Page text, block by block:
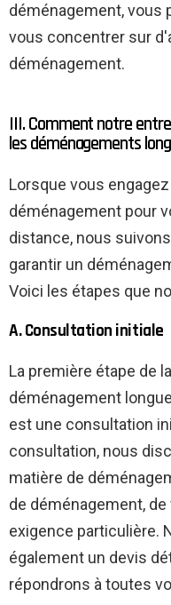
déménagement, vous
vous concentrer sur
déménagement.
III. Comment notre
les déménagements
Lorsque vous
déménagement pour
distance, nous
garantir un
Voici les étapes que
A. Consultation initiale
La première étape de
déménagement
est une consultation
consultation, nous
matière de
de déménagement,
exigence particulière.
également un devis
répondrons à toutes